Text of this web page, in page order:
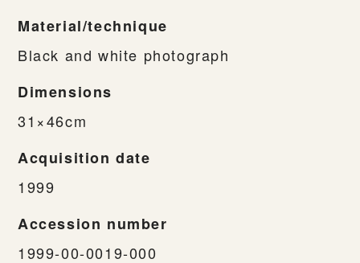
Material/technique
Black and white photograph
Dimensions
31×46cm
Acquisition date
1999
Accession number
1999-00-0019-000